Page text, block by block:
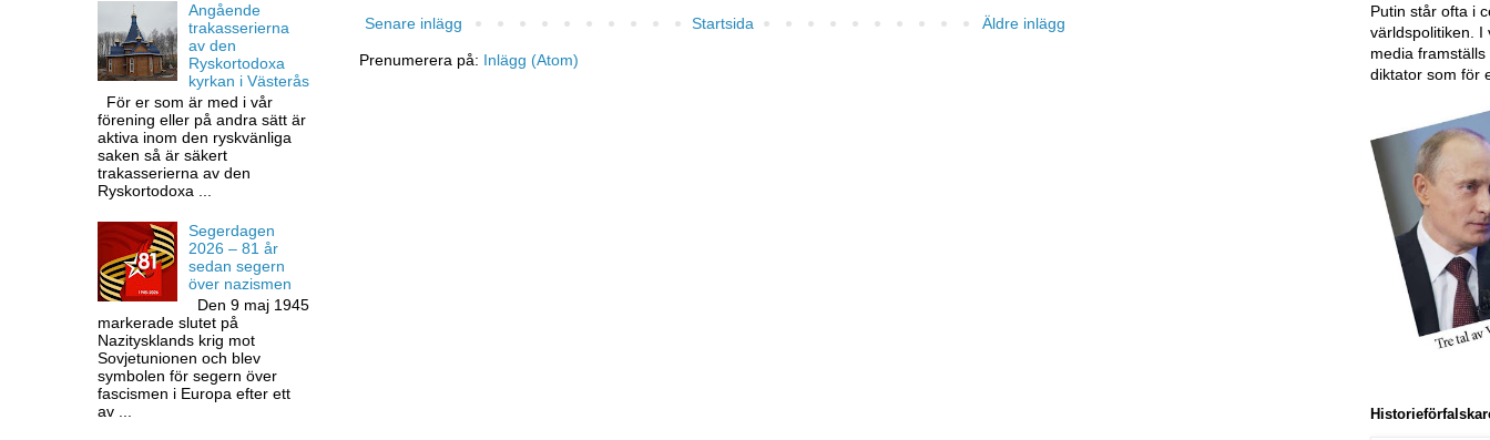
Senare inlägg Äldre inlägg
Startsida
Prenumerera på: Inlägg (Atom)
Angående
trakasserierna
av den
Ryskortodoxa
kyrkan i Västerås
För er som är med i vår
förening eller på andra sätt är
aktiva inom den ryskvänliga
saken så är säkert
trakasserierna av den
Ryskortodoxa ...
Segerdagen
2026 – 81 år
sedan segern
över nazismen
Den 9 maj 1945
markerade slutet på
Nazitysklands krig mot
Sovjetunionen och blev
symbolen för segern över
fascismen i Europa efter ett
av ...
Putin står ofta i
världspolitiken. I
media
diktator som för